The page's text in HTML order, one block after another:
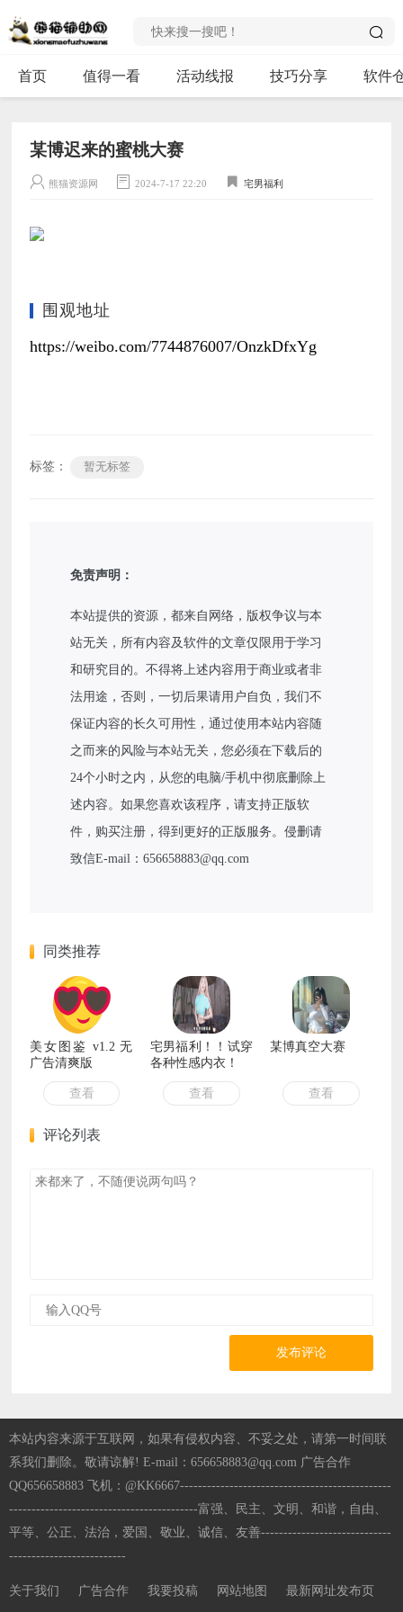
首页 值得一看 活动线报 技巧分享 软件
某博迟来的蜜桃大赛
熊猫资源网 2024-7-17 22:20 宅男福利
围观地址
https://weibo.com/7744876007/OnzkDfxYg
标签： 暂无标签
免责声明：
本站提供的资源，都来自网络，版权争议与本
站无关，所有内容及软件的文章仅限用于学习
和研究目的。不得将上述内容用于商业或者非
法用途，否则，一切后果请用户自负，我们不
保证内容的长久可用性，通过使用本站内容随
之而来的风险与本站无关，您必须在下载后的
24个小时之内，从您的电脑/手机中彻底删除上
述内容。如果您喜欢该程序，请支持正版软
件，购买注册，得到更好的正版服务。侵删请
致信E-mail：656658883@qq.com
同类推荐
美女图鉴 v1.2 无
广告清爽版
查看
宅男福利！！试穿
各种性感内衣！
查看
某博真空大赛
查看
评论列表
发布评论
本站内容来源于互联网，如果有侵权内容、不妥之处，请第一时间联
系我们删除。敬请谅解! E-mail：656658883@qq.com 广告合作
QQ656658883 飞机：@KK6667-----------------------------------------------
------------------------------------------富强、民主、文明、和谐，自由、
平等、公正、法治，爱国、敬业、诚信、友善-----------------------------
--------------------------
关于我们 广告合作 我要投稿 网站地图 最新网址发布页